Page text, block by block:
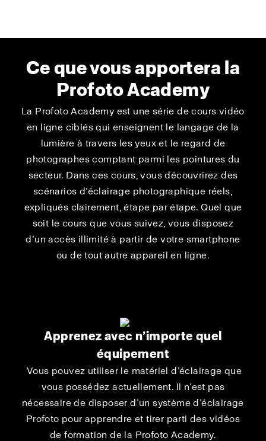
Ce que vous apportera la
Profoto Academy
La Profoto Academy est une série de cours vidéo
en ligne ciblés qui enseignent le langage de la
lumière à travers les yeux et le regard de
photographes comptant parmi les pointures du
secteur. Dans ces cours, vous découvrirez des
scénarios d’éclairage photographique réels,
expliqués clairement, étape par étape. Quel que
soit le cours que vous suivez, vous disposez
d’un accès illimité à partir de votre smartphone
ou de tout autre appareil en ligne.
Apprenez avec n’importe quel
équipement
Vous pouvez utiliser le matériel d’éclairage que
vous possédez actuellement. Il n’est pas
nécessaire de disposer d’un système d’éclairage
Profoto pour apprendre et tirer parti des vidéos
de formation de la Profoto Academy.